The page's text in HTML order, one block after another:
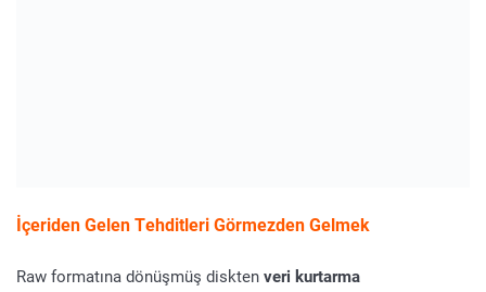
İçeriden Gelen Tehditleri Görmezden Gelmek
Raw formatına dönüşmüş diskten veri kurtarma